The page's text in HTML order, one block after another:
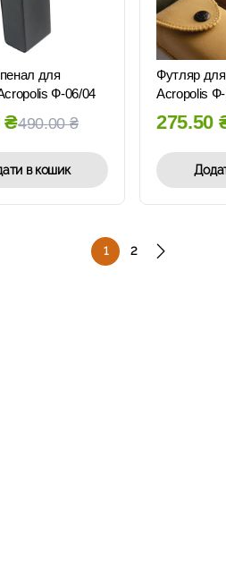
ШВИДКИЙ
ПЕРЕГЛЯД
для
Ф-06/04
490.00₴
₴
в кошик
Футляр для
Acropolis
275.50
1 2